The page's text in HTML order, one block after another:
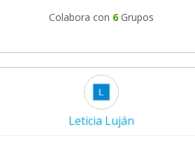
Colabora con 6 Grupos
Leticia Luján